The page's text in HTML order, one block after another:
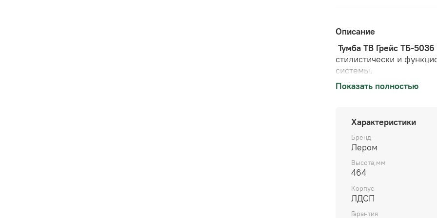
Описание
Тумба ТВ Грейс ТБ-5036
стилистически и
системы.
Особенности изделия:
линии, не имеющей
Технология
выцветания.
супер-матовыми
непревзойденную
эффектом Soft
пальцев благодаря
Фасады "Белый
Показать полностью
Характеристики
Бренд
Лером
Высота,мм
464
Корпус
ЛДСП
Гарантия